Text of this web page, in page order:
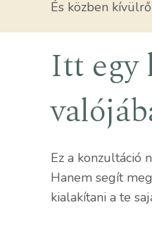
És közben
Itt egy
Ez a konzultáció
Hanem segít
kialakítani a te